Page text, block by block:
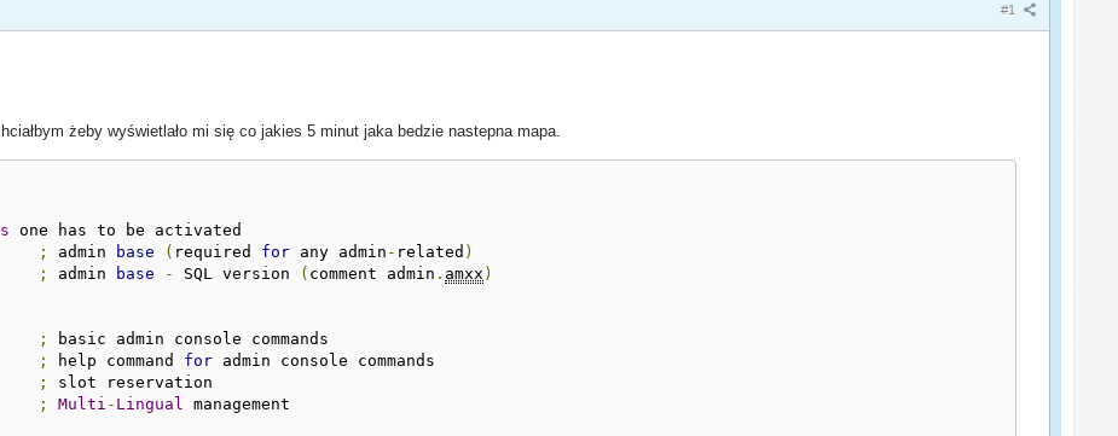
#1
żeby wyświetlało mi się co jakies 5 minut jaka bedzie nastepna mapa.
one has to be activated
; admin base ( required for any admin - related )
; admin base - SQL version ( comment admin . amxx )
;
basic admin console commands
; help command for admin console commands
;
slot reservation
; Multi - Lingual management